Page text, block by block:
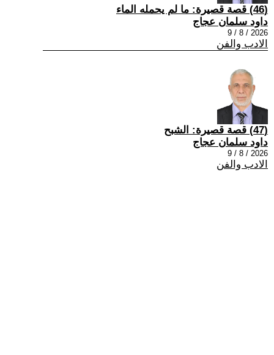
(46) قصة قصيرة: ما لم يحمله الماء
داود سلمان عجاج
2026 / 8 / 9
الادب والفن
(47) قصة قصيرة: الشبح
داود سلمان عجاج
2026 / 8 / 9
الادب والفن